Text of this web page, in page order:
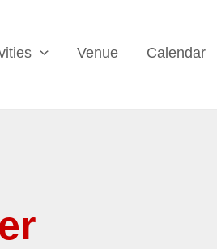
Venue Calendar